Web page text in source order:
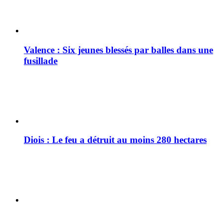
Valence : Six jeunes blessés par balles dans une
fusillade
Diois : Le feu a détruit au moins 280 hectares